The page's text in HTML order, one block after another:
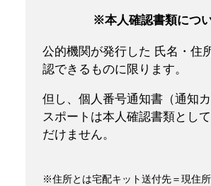
※本人確認書類につ
公的機関が発行した 氏名・住
認できるものに限ります。
但し、個人番号通知書（通知
スポートは本人確認書類とし
だけません。
※住所とは宅配キット送付先＝現住